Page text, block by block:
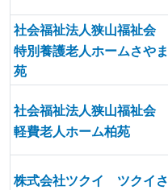
社会福祉法人狭山福祉会
特別養護老人ホームさやま
苑
社会福祉法人狭山福祉会
軽費老人ホーム柏苑
株式会社ツクイ ツクイさ